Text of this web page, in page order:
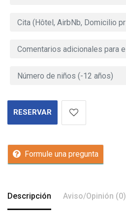
RESERVAR
Formule una pregunta
Descripción Aviso/Opinión (0)